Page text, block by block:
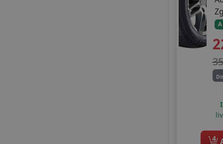
A
4